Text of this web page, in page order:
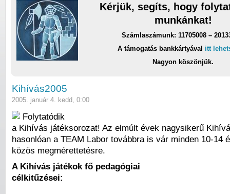
Kérjük, segíts, hogy
munkánkat!
Számlaszámunk: 11705008 –
A támogatás bankkártyával itt
Nagyon köszönjük.
Kihívás2005
2005. január 4. kedd, 0:00
Folytatódik
a Kihívás játéksorozat! Az elmúlt évek nagysikerű
hasonlóan a TEAM Labor továbbra is vár minden 10-14
közös megmérettetésre.
A Kihívás játékok fő pedagógiai
célkitűzései: